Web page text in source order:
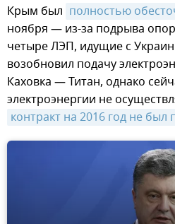
Крым был полностью
ноября — из-за подрыва
четыре ЛЭП, идущие с
возобновил подачу
Каховка — Титан, однако
электроэнергии не
контракт на 2016 год не был